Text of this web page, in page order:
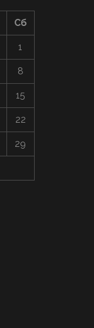
Сб
1
8
15
22
29